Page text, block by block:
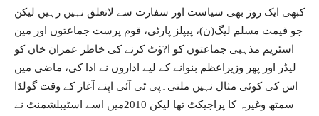
کبھی ایک روز بھی سیاست اور سفارت سے لاتعلق نہیں رہیں لیکن
جو قیمت مسلم لیگ(ن)، پیپلز پارٹی، قوم پرست جماعتوں اور مین
اسٹریم مذہبی جماعتوں کو ا?ؤٹ کرنے کی خاطر عمران خان کو
لیڈر اور پھر وزیراعظم بنوانے کے لیے اداروں نے ادا کی، ماضی میں
اس کی کوئی مثال نہیں ملتی۔پی ٹی آئی اپنے آغاز کے وقت گولڈا
سمتھ وغیرہ کا پراجیکٹ تھا لیکن 2010میں اسے اسٹیبلشمنٹ نے